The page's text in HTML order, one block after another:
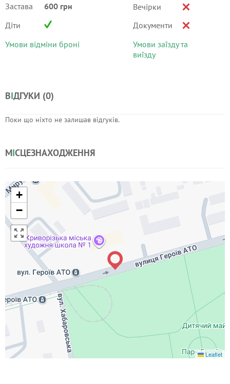
Застава
600 грн
Діти
Умови відміни броні
Вечірки
Документи
Умови заїзду та
виїзду
ВІДГУКИ (0)
Поки що ніхто не залишав відгуків.
МІСЦЕЗНАХОДЖЕННЯ
+
−
Leaflet